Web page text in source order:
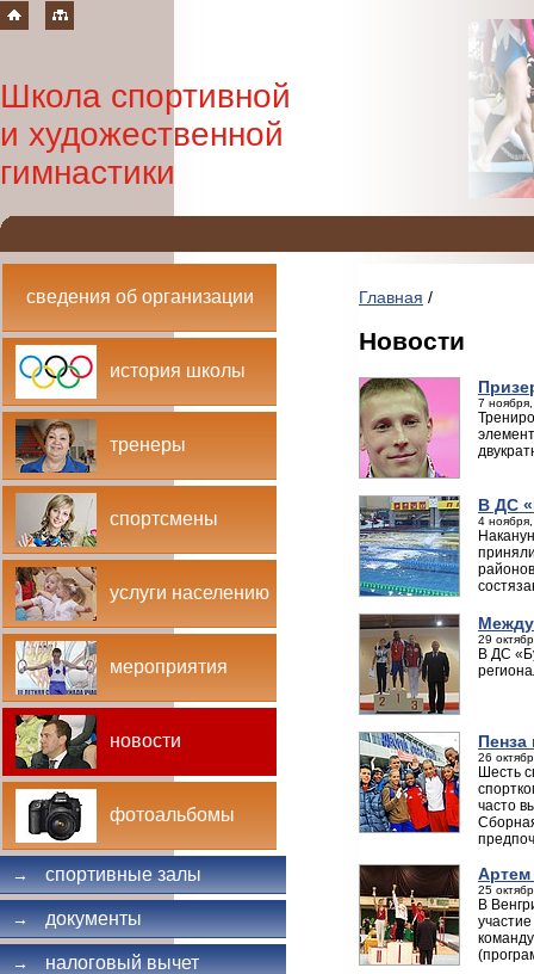
Школа спортивной
и художественной
гимнастики
сведения об организации
история школы
тренеры
спортсмены
услуги населению
мероприятия
новости
фотоальбомы
→ спортивные залы
→ документы
→ налоговый вычет
Главная /
Новости
7
В ДС
4
29
В ДС
Пенза
26
Шесть
часто
Артем
25
В